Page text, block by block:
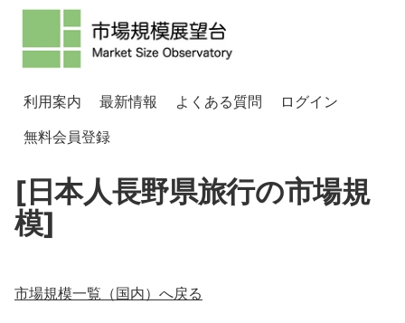
利用案内 最新情報 よくある質問
ログイン
無料会員登録
[日本人長野県旅行の市場規
模]
市場規模一覧（国内）へ戻る